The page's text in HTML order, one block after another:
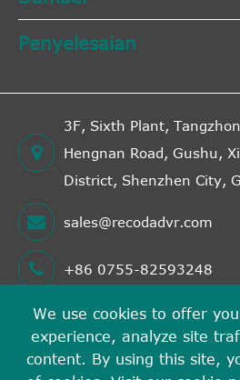
Penyelesaian
3F, Sixth Plant,
Hengnan Road, Gushu,
District, Shenzhen City,
sales@recodadvr.com
+86 0755-82593248
Hak cipta©Shenzhen RECODA
Semua hak cipta
We use cookies to offer
experience, analyze site
content. By using this site,